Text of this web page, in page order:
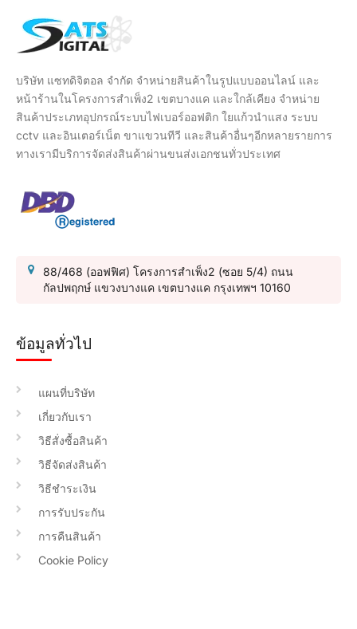
บริษัท แซทดิจิตอล จำกัด จำหน่ายสินค้าในรูปแบบออนไลน์ และ
หน้าร้านในโครงการสำเพ็ง2 เขตบางแค และใกล้เคียง จำหน่าย
สินค้าประเภทอุปกรณ์ระบบไฟเบอร์ออฟติก ใยแก้วนำแสง ระบบ
cctv และอินเตอร์เน็ต ขาแขวนทีวี และสินค้าอื่นๆอีกหลายรายการ
ทางเรามีบริการจัดส่งสินค้าผ่านขนส่งเอกชนทั่วประเทศ
88/468 (ออฟฟิศ) โครงการสำเพ็ง2 (ซอย 5/4) ถนน
กัลปพฤกษ์ แขวงบางแค เขตบางแค กรุงเทพฯ 10160
ข้อมูลทั่วไป
แผนที่บริษัท
เกี่ยวกับเรา
วิธีสั่งซื้อสินค้า
วิธีจัดส่งสินค้า
วิธีชำระเงิน
การรับประกัน
การคืนสินค้า
Cookie Policy